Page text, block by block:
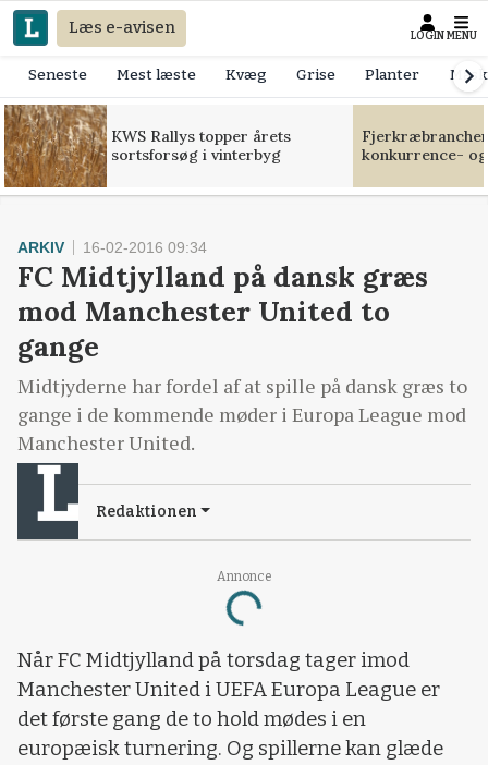
Læs e-avisen LOGIN MENU
Seneste Mest læste Kvæg Grise Planter
KWS Rallys topper årets
sortsforsøg i vinterbyg
konkurrence-
Annonce
Loading...
ARKIV 16-02-2016 09:34
FC Midtjylland på dansk græs
mod Manchester United to
gange
Midtjyderne har fordel af at spille på dansk græs to
gange i de kommende møder i Europa League mod
Manchester United.
Redaktionen
Når FC Midtjylland på torsdag tager imod
Manchester United i UEFA Europa League er
det første gang de to hold mødes i en
europæisk turnering. Og spillerne kan glæde